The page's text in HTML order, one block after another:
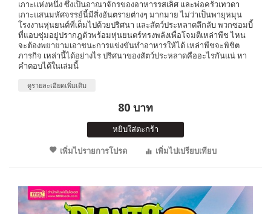
เกาะเเห่งหนึ่ง ซึ่งเป็นอาณาจักรของอาหารรสเลิศ และพ่อครัวเทวดา
เกาะแสนมหัศจรรย์นี้มีสิ่งอันตรายต่างๆ มากมาย ไม่ว่าเป็นพายุหมุน
โรงงานหุ่นยนต์ที่เต็มไปด้วยปริศนา และสัตว์ประหลาดลึกลับ พวกซอมบี้
ที่แอบซุ่มอยู่ปรากฎตัวพร้อมหุ่นยนตร์ทรงพลังเพื่อโจมตีเหล่าพืช ไหน
จะต้องพยายามเอาชนะการแข่งขันทำอาหารให้ได้ เหล่าพืชจะพิชิต
ภารกิจ เหล่านี้ได้อย่างไร ปริศนาของสัตว์ประหลาดคืออะไรกันแน่ หา
คำตอบได้ในเล่มนี้
ดูรายละเอียดเพิ่มเติม
80 บาท
หยิบใส่ตะกร้า
เพิ่มไปรายการโปรด
เพิ่มไปเปรียบเทียบ